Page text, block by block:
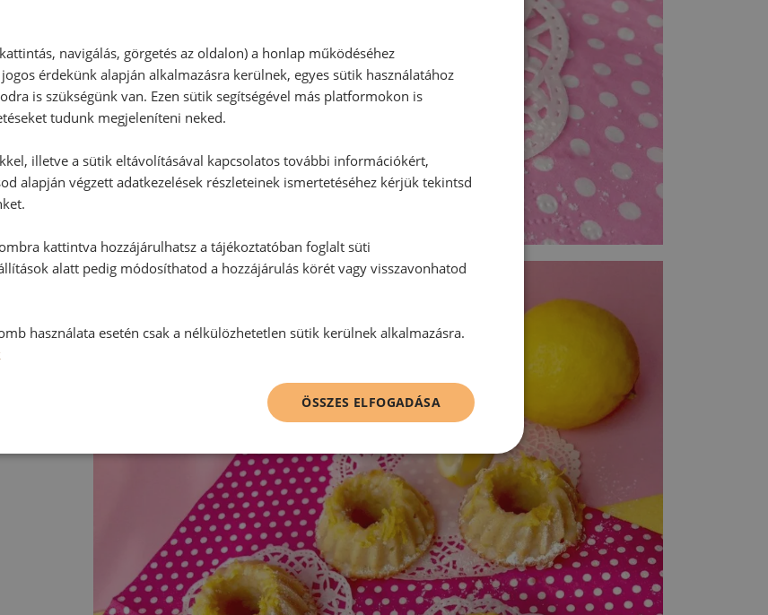
navigálás, görgetés az oldalon) a honlap működéséhez
érdekünk alapján alkalmazásra kerülnek, egyes sütik használatához
is szükségünk van. Ezen sütik segítségével más platformokon is
tudunk megjeleníteni neked.
illetve a sütik eltávolításával kapcsolatos további információkért,
alapján végzett adatkezelések részleteinek ismertetéséhez kérjük tekintsd
kattintva hozzájárulhatsz a tájékoztatóban foglalt süti
alatt pedig módosíthatod a hozzájárulás körét vagy visszavonhatod
használata esetén csak a nélkülözhetetlen sütik kerülnek alkalmazásra.
ÖSSZES ELFOGADÁSA